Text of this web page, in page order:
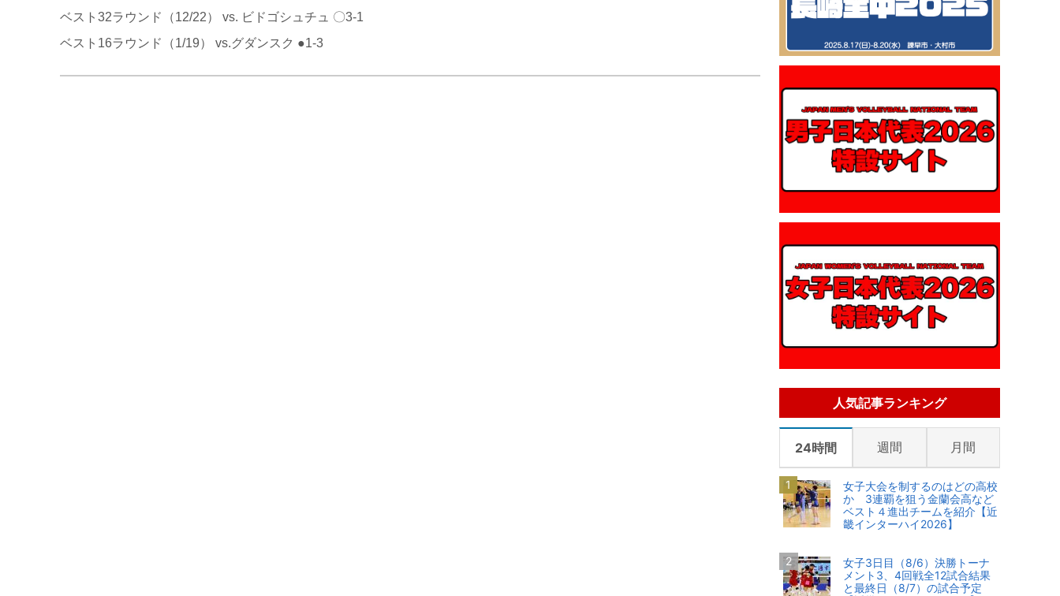
ベスト32ラウンド（12/22） vs. ビドゴシュチュ 〇3-1
ベスト16ラウンド（1/19） vs.グダンスク ●1-3
人気記事ランキング
24時間 週間 月間
女子大会を制するのはどの高校
か 3連覇を狙う金蘭会高など
ベスト４進出チームを紹介【近
畿インターハイ2026】
女子3日目（8/6）決勝トーナ
メント3、4回戦全12試合結果
と最終日（8/7）の試合予定